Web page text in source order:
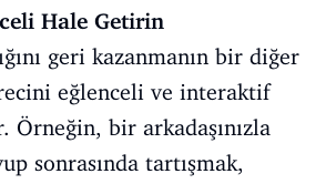
Hale Getirin
geri kazanmanın bir diğer
eğlenceli ve interaktif
Örneğin, bir arkadaşınızla
sonrasında tartışmak,